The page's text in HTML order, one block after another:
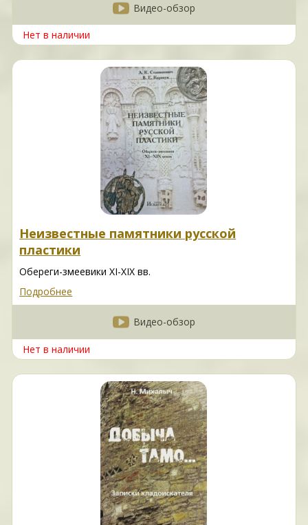
Видео-обзор
Нет в наличии
Неизвестные памятники русской
пластики
Обереги-змеевики XI-XIX вв.
Подробнее
Видео-обзор
Нет в наличии